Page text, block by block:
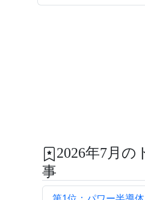
2026年7月の
事